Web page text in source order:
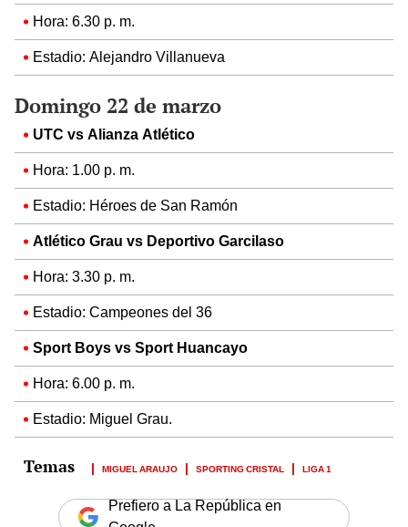
Hora: 6.30 p. m.
Estadio: Alejandro Villanueva
Domingo 22 de marzo
UTC vs Alianza Atlético
Hora: 1.00 p. m.
Estadio: Héroes de San Ramón
Atlético Grau vs Deportivo Garcilaso
Hora: 3.30 p. m.
Estadio: Campeones del 36
Sport Boys vs Sport Huancayo
Hora: 6.00 p. m.
Estadio: Miguel Grau.
MIGUEL ARAUJO SPORTING CRISTAL LIGA 1
Prefiero a La República en